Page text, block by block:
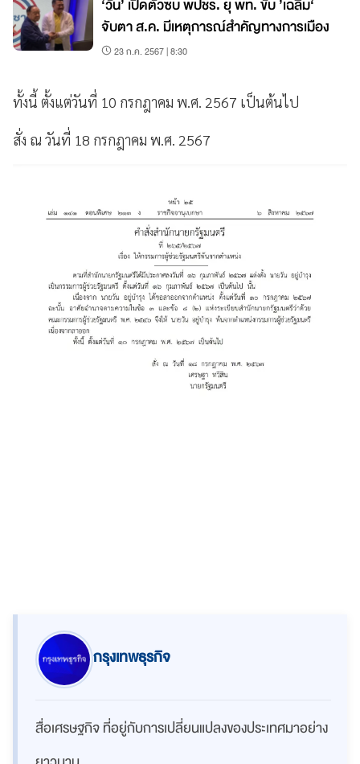
‘วัน’ เปิดตัวซบ พปชร. ยุ พท. ขับ ’เฉลิม‘
จับตา ส.ค. มีเหตุการณ์สำคัญทางการเมือง
23 ก.ค. 2567 | 8:30
ทั้งนี้ ตั้งแต่วันที่ 10 กรกฎาคม พ.ศ. 2567 เป็นต้นไป
สั่ง ณ วันที่ 18 กรกฎาคม พ.ศ. 2567
กรุงเทพธุรกิจ
สื่อเศรษฐกิจ ที่อยู่กับการเปลี่ยนแปลงของประเทศมาอย่าง